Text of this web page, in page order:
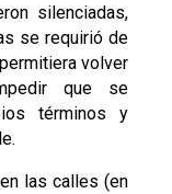
silenciadas,
se requirió de
volver
que se
términos y
las calles (en